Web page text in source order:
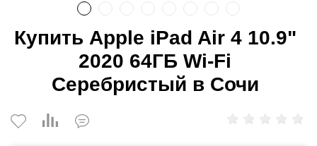
Купить Apple iPad Air 4 10.9"
2020 64ГБ Wi-Fi
Серебристый в Сочи